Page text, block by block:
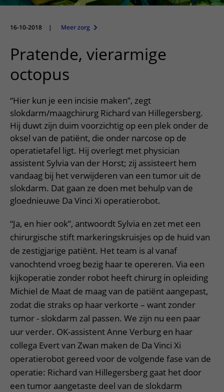
Onderzoeken en diagnostiek
Bloedprikken
Wachttijden
Wijzigen patiëntgegevens
Mijn UMC Utrecht patiëntportaal
Faciliteiten en voorzieningen
Bezoekregels
Parkeren
Wegwijs in het ziekenhuis
Contact met polikliniek
Contact met verpleegafdeling
Het Wilhelmina Kinderziekenhuis
Diagnostiek aanvragen
Zorgverlenersportaal
Onderwijs
Werken bij het UMC Utrecht
16-10-2018 | Meer zorg
Pratende, vierarmige
octopus
“Hier kun je een incisie maken”, zegt
slokdarm/maagchirurg Richard van Hillegersberg.
Hij duwt zijn duim voorzichtig op een plek onder de
oksel van de patiënt, die onder narcose op de
operatietafel ligt. Hij overlegt met physician
assistent Sylvia van der Horst; zij assisteert hem
vandaag bij het verwijderen van een tumor uit de
slokdarm. Dat gaan ze doen met behulp van de
gloednieuwe Da Vinci Xi operatierobot.
“Ja, en hier ook”, antwoordt Sylvia en zet met een
chirurgische stift markeringskruisjes op de huid van
de zestigjarige patiënt. Het team is al vanaf
vanochtend vroeg bezig haar te opereren. Via een
kijkoperatie zonder robot heeft chirurg in opleiding
Michiel de Maat de maag van de patiënt aangepast,
zodat die straks op haar verkorte – want zonder
tumor - slokdarm zal passen. We zijn nu een paar
uur verder. OK-assistent Anne Verburg en haar
collega Evert van Zwan maken de Da Vinci Xi
operatierobot gereed voor de volgende fase van de
operatie: Richard van Hillegersberg gaat het door
een tumor aangetaste deel van de slokdarm